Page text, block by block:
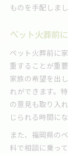
ものを手配しまし
ペット火葬前
ペット火葬前に
重することが重
家族の希望を出
れができます。
の意見も取り入
じられる時間にな
また、福岡県の
料で相談に乗っ